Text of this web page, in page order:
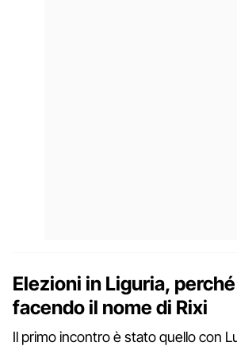
Elezioni in Liguria,
facendo il nome di Rixi
Il primo incontro è stato quello con